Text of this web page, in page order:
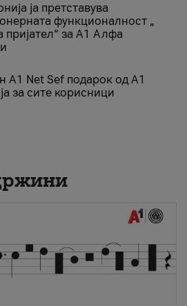
ја претставува
функционалност „
пријател“ за А1 Алфа
A1 Net Sеf подарок од А1
за сите корисници